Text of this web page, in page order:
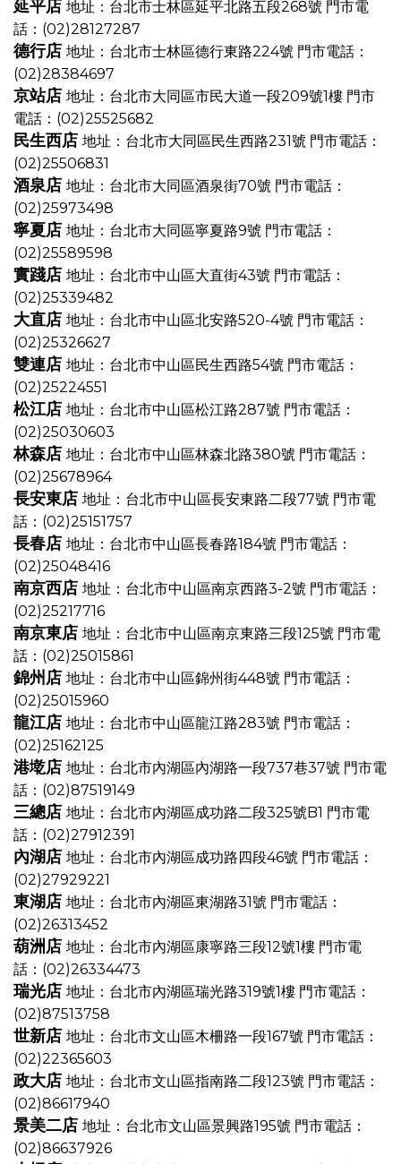
延平店 地址：台北市士林區延平北路五段268號 門市電
話：(02)28127287
德行店 地址：台北市士林區德行東路224號 門市電話：
(02)28384697
京站店 地址：台北市大同區市民大道一段209號1樓 門市
電話：(02)25525682
民生西店 地址：台北市大同區民生西路231號 門市電話：
(02)25506831
酒泉店 地址：台北市大同區酒泉街70號 門市電話：
(02)25973498
寧夏店 地址：台北市大同區寧夏路9號 門市電話：
(02)25589598
實踐店 地址：台北市中山區大直街43號 門市電話：
(02)25339482
大直店 地址：台北市中山區北安路520-4號 門市電話：
(02)25326627
雙連店 地址：台北市中山區民生西路54號 門市電話：
(02)25224551
松江店 地址：台北市中山區松江路287號 門市電話：
(02)25030603
林森店 地址：台北市中山區林森北路380號 門市電話：
(02)25678964
長安東店 地址：台北市中山區長安東路二段77號 門市電
話：(02)25151757
長春店 地址：台北市中山區長春路184號 門市電話：
(02)25048416
南京西店 地址：台北市中山區南京西路3-2號 門市電話：
(02)25217716
南京東店 地址：台北市中山區南京東路三段125號 門市電
話：(02)25015861
錦州店 地址：台北市中山區錦州街448號 門市電話：
(02)25015960
龍江店 地址：台北市中山區龍江路283號 門市電話：
(02)25162125
港墘店 地址：台北市內湖區內湖路一段737巷37號 門市電
話：(02)87519149
三總店 地址：台北市內湖區成功路二段325號B1 門市電
話：(02)27912391
內湖店 地址：台北市內湖區成功路四段46號 門市電話：
(02)27929221
東湖店 地址：台北市內湖區東湖路31號 門市電話：
(02)26313452
葫洲店 地址：台北市內湖區康寧路三段12號1樓 門市電
話：(02)26334473
瑞光店 地址：台北市內湖區瑞光路319號1樓 門市電話：
(02)87513758
世新店 地址：台北市文山區木柵路一段167號 門市電話：
(02)22365603
政大店 地址：台北市文山區指南路二段123號 門市電話：
(02)86617940
景美二店 地址：台北市文山區景興路195號 門市電話：
(02)86637926